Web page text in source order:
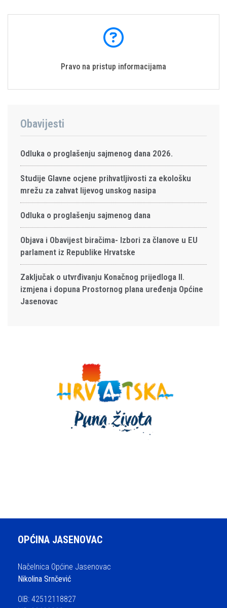
Pravo na pristup informacijama
Obavijesti
Odluka o proglašenju sajmenog dana 2026.
Studije Glavne ocjene prihvatljivosti za ekološku
mrežu za zahvat lijevog unskog nasipa
Odluka o proglašenju sajmenog dana
Objava i Obavijest biračima- Izbori za članove u EU
parlament iz Republike Hrvatske
Zaključak o utvrđivanju Konačnog prijedloga II.
izmjena i dopuna Prostornog plana uređenja Općine
Jasenovac
OPĆINA JASENOVAC
Načelnica Općine Jasenovac
Nikolina Srnčević
OIB: 42512118827